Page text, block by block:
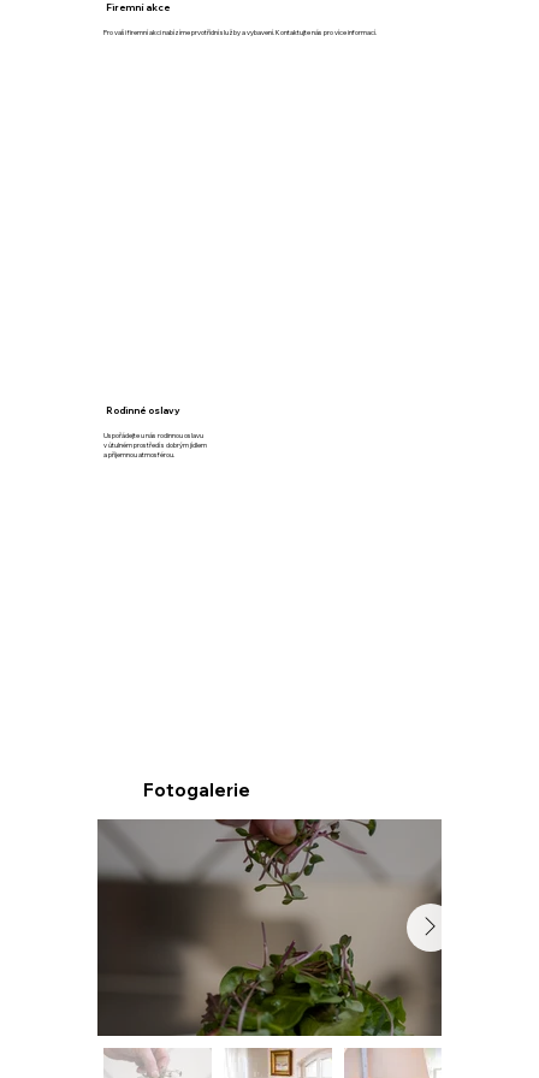
Firemní akce
Pro vaši firemní akci nabízíme prvotřídní služby a vybavení. Kontaktujte nás pro více informací.
Rodinné oslavy
Uspořádejte u nás rodinnou oslavu
v útulném prostředí s dobrým jídlem
a příjemnou atmosférou.
Fotogalerie